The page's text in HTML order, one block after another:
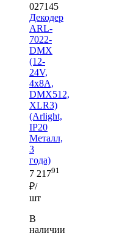
027145
Декодер
ARL-
7022-
DMX
(12-
24V,
4x8A,
DMX512,
XLR3)
(Arlight,
IP20
Металл,
3
года)
7 21791
₽/
шт
В
наличии